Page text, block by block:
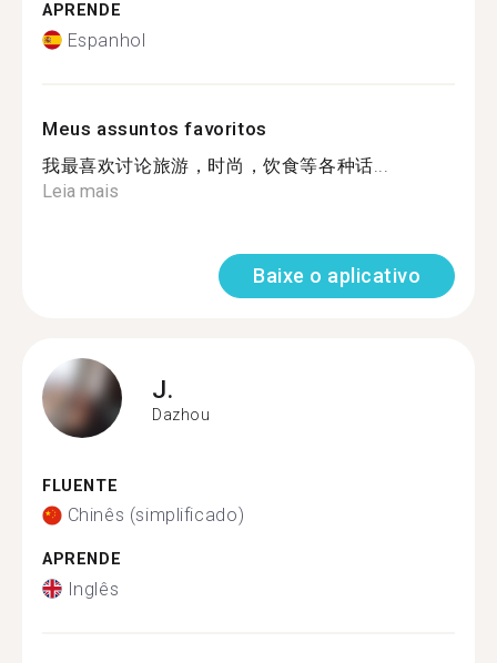
APRENDE
Espanhol
Meus assuntos favoritos
我最喜欢讨论旅游，时尚，饮食等各种话...
Leia mais
Baixe o aplicativo
J.
Dazhou
FLUENTE
Chinês (simplificado)
APRENDE
Inglês